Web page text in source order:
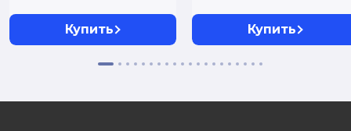
Купить Купить